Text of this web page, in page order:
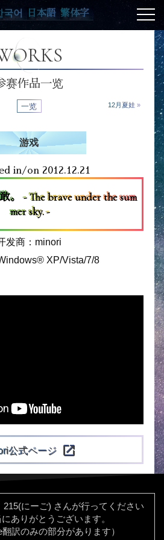
국어 日本語 繁体字
赛作品一览
一览 12月夏娃 »
游戏
in/on 2012.12.21
- The brave under the sum
mer sky. -
发商：minori
XP/Vista/7/8
公式ページ open_in_new
215(にーご) さんが行ってください
ありがとうございます。
翻訳のみの部分があります）